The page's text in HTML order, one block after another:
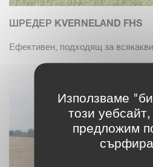
ШРЕДЕР KVERNELAND FHS
Ефективен, подходящ за
Използваме
този
предложим